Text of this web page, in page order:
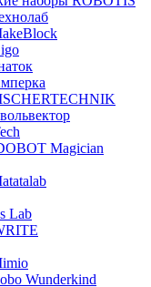
Magician
Lab
Wunderkind